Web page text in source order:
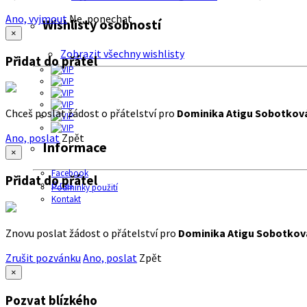
Wishlisty osobností
Zobrazit všechny wishlisty
Informace
Facebook
O nás
Podmínky použití
Kontakt
Ano, vyjmout Ne, ponechat
×
Přidat do přátel
Chceš poslat žádost o přátelství pro Dominika Atigu
Ano, poslat Zpět
×
Přidat do přátel
Znovu poslat žádost o přátelství pro Dominika Atigu
Zrušit pozvánku Ano, poslat Zpět
×
Pozvat blízkého